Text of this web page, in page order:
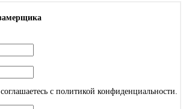
с политикой конфиденциальности.